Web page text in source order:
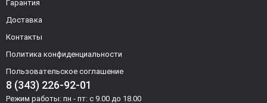
Гарантия
Доставка
Контакты
Политика конфиденциальности
Пользовательское соглашение
8 (343) 226-92-01
Режим работы: пн - пт: с 9.00 до 18.00